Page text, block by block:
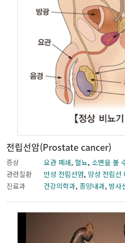
전립선암(Prostate cancer)
증상 요관 폐쇄,혈뇨,소변을 볼
관련질환
만성 전립선염, 양성 전립선
진료과
건강의학과,종양내과, 방사